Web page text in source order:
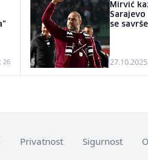
26
Mirvić
se
Privatnost Sigurnost